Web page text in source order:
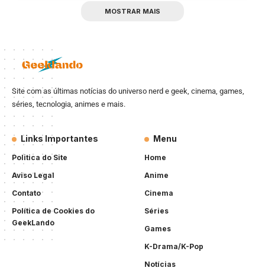
MOSTRAR MAIS
Site com as últimas notícias do universo nerd e geek, cinema, games,
séries, tecnologia, animes e mais.
Links Importantes
Politica do Site
Aviso Legal
Contato
Política de Cookies do
GeekLando
Menu
Home
Anime
Cinema
Séries
Games
K-Drama/K-Pop
Notícias